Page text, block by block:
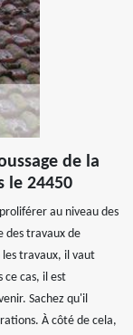
de la
le 24450
au niveau des
des travaux de
les travaux, il vaut
ce cas, il est
Sachez qu'il
À côté de cela,